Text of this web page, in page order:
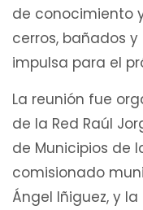
de conocimiento
cerros, bañados
impulsa para el
La reunión fue
de la Red Raúl
de Municipios de
comisionado
Ángel Iñiguez, y